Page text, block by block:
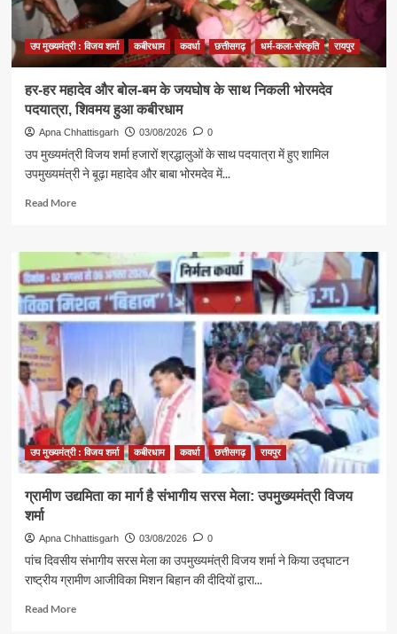
स्वास्थ्य
में
तेज़ी
से
हो
रहा
सुधार
उप मुख्यमंत्री : विजय शर्मा कबीरधाम कवर्धा छत्तीसगढ़ धर्म-कला-संस्कृति रायपुर
हर-हर महादेव और बोल-बम के जयघोष के साथ निकली भोरमदेव
पदयात्रा, शिवमय हुआ कबीरधाम
Apna Chhattisgarh 03/08/2026 0
उप मुख्यमंत्री विजय शर्मा हजारों श्रद्धालुओं के साथ पदयात्रा में हुए शामिल
उपमुख्यमंत्री ने बूढ़ा महादेव और बाबा भोरमदेव में...
Read MoreRead
हर-
हर
महादेव
और
बोल-
के
साथ
निकली
भोरमदेव
पदयात्रा,
शिवमय
हुआ
कबीरधाम
उप मुख्यमंत्री : विजय शर्मा कबीरधाम कवर्धा छत्तीसगढ़ रायपुर
ग्रामीण उद्यमिता का मार्ग है संभागीय सरस मेला: उपमुख्यमंत्री विजय
शर्मा
Apna Chhattisgarh 03/08/2026 0
पांच दिवसीय संभागीय सरस मेला का उपमुख्यमंत्री विजय शर्मा ने किया उद्घाटन
राष्ट्रीय ग्रामीण आजीविका मिशन बिहान की दीदियों द्वारा...
Read MoreRead